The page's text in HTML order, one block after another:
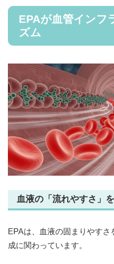
EPAが血管インフ
ズム
血液の「流れやすさ」
EPAは、血液の固まりやす
成に関わっています。